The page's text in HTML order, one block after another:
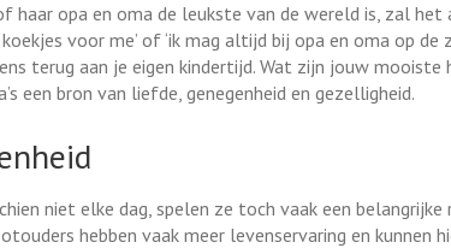
haar opa en oma de leukste van de wereld is, zal
voor me’ of ‘ik mag altijd bij opa en oma op de
terug aan je eigen kindertijd. Wat zijn jouw mooiste
een bron van liefde, genegenheid en gezelligheid.
niet elke dag, spelen ze toch vaak een belangrijke
hebben vaak meer levenservaring en kunnen